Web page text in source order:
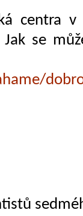
centra v
se